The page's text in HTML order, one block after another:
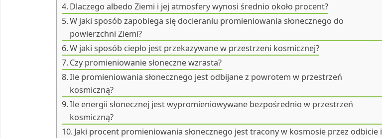
Dlaczego albedo Ziemi i jej atmosfery wynosi średnio około procent?
W jaki sposób zapobiega się docieraniu promieniowania słonecznego do
powierzchni Ziemi?
W jaki sposób ciepło jest przekazywane w przestrzeni kosmicznej?
Czy promieniowanie słoneczne wzrasta?
Ile promieniowania słonecznego jest odbijane z powrotem w przestrzeń
kosmiczną?
Ile energii słonecznej jest wypromieniowywane bezpośrednio w przestrzeń
kosmiczną?
Jaki procent promieniowania słonecznego jest tracony w kosmosie przez odbicie i